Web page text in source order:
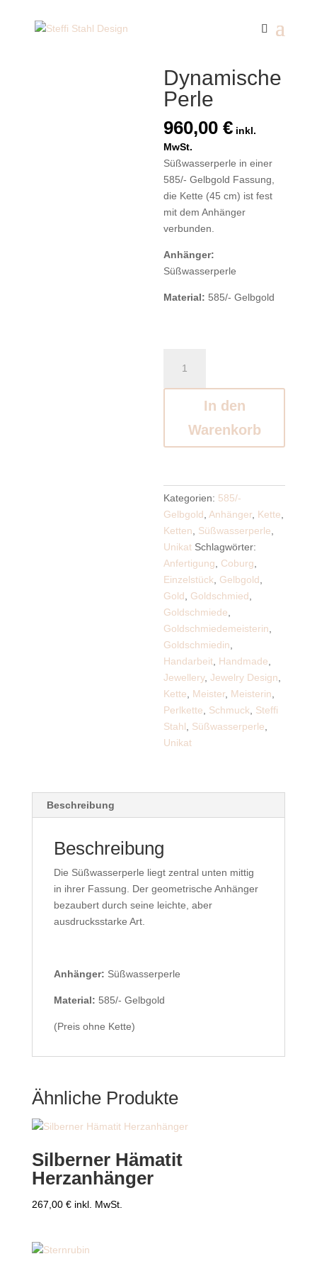
Dynamische
Perle
960,00€ inkl.
MwSt.
Süßwasserperle in einer
585/- Gelbgold Fassung,
die Kette (45 cm) ist fest
mit dem Anhänger
verbunden.
Anhänger:
Süßwasserperle
Material: 585/- Gelbgold
Perle
Menge
In den
Warenkorb
Kategorien: 585/-
Gelbgold Anhänger, Kette
Ketten
Süßwasserperle
Unikat Schlagwörter:
Anfertigung
Coburg
Einzelstück
Gelbgold
Gold
Goldschmied
Goldschmiede
Goldschmiedemeisterin
Goldschmiedin
Handarbeit Handmade
Jewellery,Jewelry Design
Kette
Meister, Meisterin
Perlkette
Schmuck
Steffi
Stahl
Süßwasserperle
Unikat
Beschreibung
Beschreibung
Die Süßwasserperle liegt zentral unten mittig
in ihrer Fassung. Der geometrische Anhänger
bezaubert durch seine leichte, aber
ausdrucksstarke Art.
Anhänger: Süßwasserperle
Material: 585/- Gelbgold
(Preis ohne Kette)
Ähnliche Produkte
Silberner Hämatit
Herzanhänger
267,00 € inkl. MwSt.